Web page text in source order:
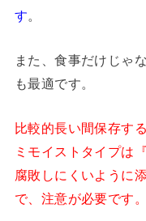
す
また、食事だけじゃ
も最適です。
比較的長い間保存す
ミモイストタイプは
腐敗しにくいように
で、注意が必要です。